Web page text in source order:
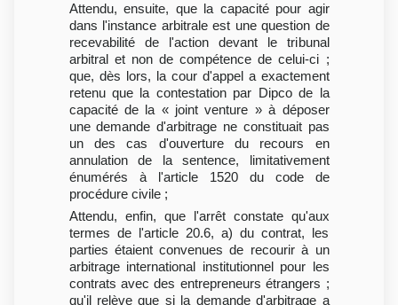
Attendu, ensuite, que la capacité pour agir
dans l'instance arbitrale est une question de
recevabilité de l'action devant le tribunal
arbitral et non de compétence de celui-ci ;
que, dès lors, la cour d'appel a exactement
retenu que la contestation par Dipco de la
capacité de la « joint venture » à déposer
une demande d'arbitrage ne constituait pas
un des cas d'ouverture du recours en
annulation de la sentence, limitativement
énumérés à l'article 1520 du code de
procédure civile ;
Attendu, enfin, que l'arrêt constate qu'aux
termes de l'article 20.6, a) du contrat, les
parties étaient convenues de recourir à un
arbitrage international institutionnel pour les
contrats avec des entrepreneurs étrangers ;
qu'il relève que si la demande d'arbitrage a